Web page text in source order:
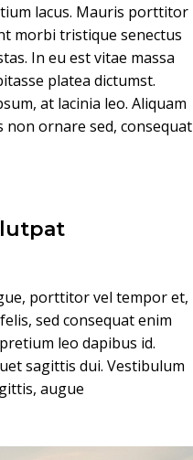
lacus. Mauris porttitor
morbi tristique senectus
In eu est vitae massa
platea dictumst.
at lacinia leo. Aliquam
ornare sed, consequat
porttitor vel tempor et,
sed consequat enim
leo dapibus id.
sagittis dui. Vestibulum
augue